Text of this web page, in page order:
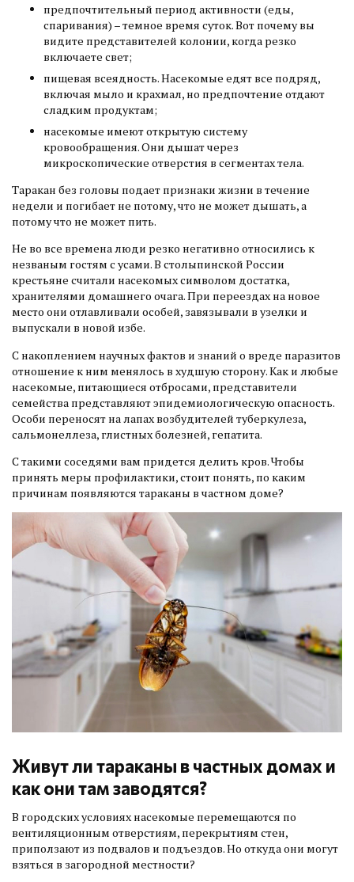
предпочтительный период активности (еды,
спаривания) – темное время суток. Вот почему вы
видите представителей колонии, когда резко
включаете свет;
пищевая всеядность. Насекомые едят все подряд,
включая мыло и крахмал, но предпочтение отдают
сладким продуктам;
насекомые имеют открытую систему
кровообращения. Они дышат через
микроскопические отверстия в сегментах тела.
Таракан без головы подает признаки жизни в течение
недели и погибает не потому, что не может дышать, а
потому что не может пить.
Не во все времена люди резко негативно относились к
незваным гостям с усами. В столыпинской России
крестьяне считали насекомых символом достатка,
хранителями домашнего очага. При переездах на новое
место они отлавливали особей, завязывали в узелки и
выпускали в новой избе.
С накоплением научных фактов и знаний о вреде паразитов
отношение к ним менялось в худшую сторону. Как и любые
насекомые, питающиеся отбросами, представители
семейства представляют эпидемиологическую опасность.
Особи переносят на лапах возбудителей туберкулеза,
сальмонеллеза, глистных болезней, гепатита.
С такими соседями вам придется делить кров. Чтобы
принять меры профилактики, стоит понять, по каким
причинам появляются тараканы в частном доме?
Живут ли тараканы в частных домах и
как они там заводятся?
В городских условиях насекомые перемещаются по
вентиляционным отверстиям, перекрытиям стен,
приползают из подвалов и подъездов. Но откуда они могут
взяться в загородной местности?